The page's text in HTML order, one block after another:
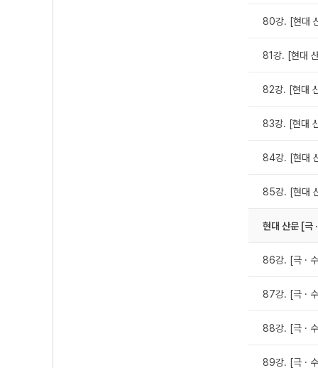
80강. [현대
81강. [현대
82강. [현대
83강. [현대
84강. [현대
85강. [현대
현대 산문 [극
86강. [극 ·
87강. [극 ·
88강. [극 ·
89강. [극 ·